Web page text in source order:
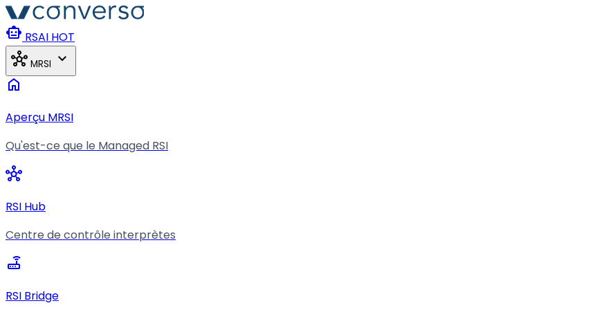
Aller au contenu principal
smart_toy RSAI HOT
hub MRSI expand_more
home
Aperçu MRSI
Qu'est-ce que le Managed RSI
hub
RSI Hub
Centre de contrôle interprètes
router
RSI Bridge